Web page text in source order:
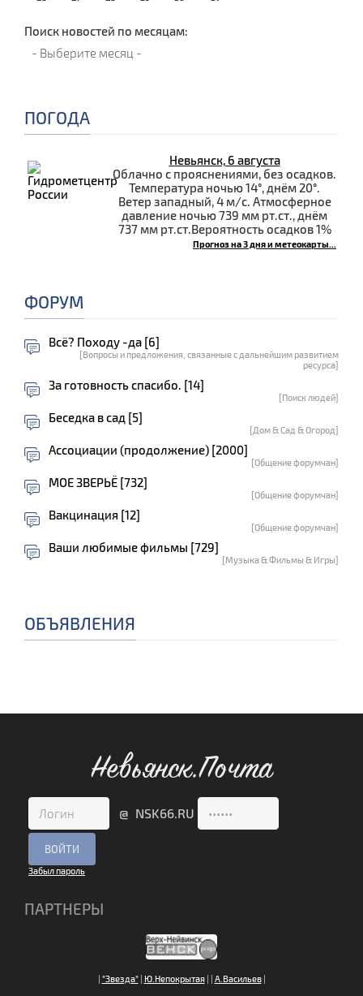
Поиск новостей по месяцам:
ПОГОДА
Невьянск, 6 августа
Облачно с прояснениями, без осадков.
Температура ночью 14°, днём 20°.
Ветер западный, 4 м/с. Атмосферное
давление ночью 739 мм рт.ст., днём
737 мм рт.ст.Вероятность осадков 1%
Прогноз на 3 дня и метеокарты...
ФОРУМ
Всё? Походу -да [6]
[Вопросы и предложения, связанные с дальнейшим развитием
ресурса]
За готовность спасибо. [14]
[Поиск людей]
Беседка в сад [5]
[Дом & Сад & Огород]
Ассоциации (продолжение) [2000]
[Общение форумчан]
МОЕ ЗВЕРЬЁ [732]
[Общение форумчан]
Вакцинация [12]
[Общение форумчан]
Ваши любимые фильмы [729]
[Музыка & Фильмы & Игры]
ОБЪЯВЛЕНИЯ
Невьянск.Почта
@ NSK66.RU
Забыл пароль
ПАРТНЕРЫ
| "Звезда"| Ю.Непокрытая| | А.Васильев|